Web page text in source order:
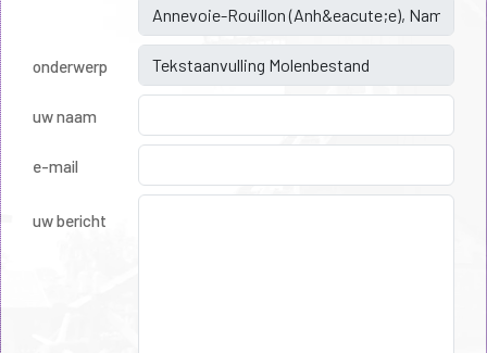
onderwerp
uw naam
e-mail
uw bericht